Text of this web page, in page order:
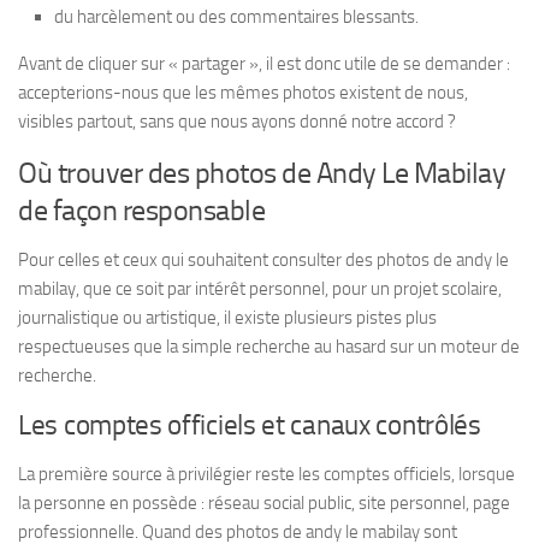
du harcèlement ou des commentaires blessants.
Avant de cliquer sur « partager », il est donc utile de se demander :
accepterions-nous que les mêmes photos existent de nous,
visibles partout, sans que nous ayons donné notre accord ?
Où trouver des photos de Andy Le Mabilay
de façon responsable
Pour celles et ceux qui souhaitent consulter des photos de andy le
mabilay, que ce soit par intérêt personnel, pour un projet scolaire,
journalistique ou artistique, il existe plusieurs pistes plus
respectueuses que la simple recherche au hasard sur un moteur de
recherche.
Les comptes officiels et canaux contrôlés
La première source à privilégier reste les comptes officiels, lorsque
la personne en possède : réseau social public, site personnel, page
professionnelle. Quand des photos de andy le mabilay sont